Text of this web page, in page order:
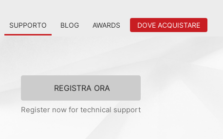
SUPPORTO BLOG AWARDS DOVE ACQUISTARE
REGISTRA ORA
Register now for technical support